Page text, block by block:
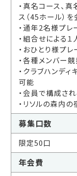
・真名コース、
ス（45ホール）
・通年2名様プレ
・組合せによる
・おひとり様プ
・各種メンバー
・クラブハンディ
可能
・会員で構成さ
・リソルの森内
募集口数
限定50口
年会費